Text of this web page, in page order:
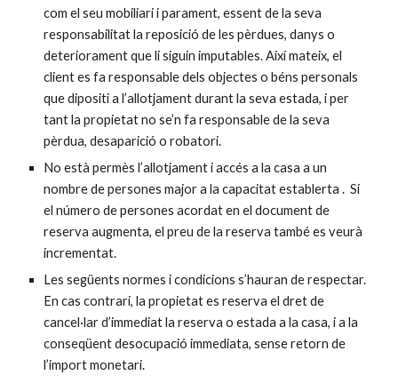
com el seu mobiliari i parament, essent de la seva
responsabilitat la reposició de les pèrdues, danys o
deteriorament que li siguin imputables. Així mateix, el
client es fa responsable dels objectes o béns personals
que dipositi a l’allotjament durant la seva estada, i per
tant la propietat no se’n fa responsable de la seva
pèrdua, desaparició o robatori.
No està permès l’allotjament i accés a la casa a un
nombre de persones major a la capacitat establerta . Si
el número de persones acordat en el document de
reserva augmenta, el preu de la reserva també es veurà
incrementat.
Les següents normes i condicions s’hauran de respectar.
En cas contrari, la propietat es reserva el dret de
cancel·lar d’immediat la reserva o estada a la casa, i a la
conseqüent desocupació immediata, sense retorn de
l’import monetari.